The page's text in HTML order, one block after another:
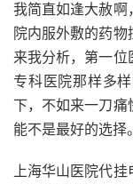
我简直如逢大赦啊
院内服外敷的药
来我分析，第一位
专科医院那样多
下，不如来一刀痛
能不是最好的选择。
上海华山医院代